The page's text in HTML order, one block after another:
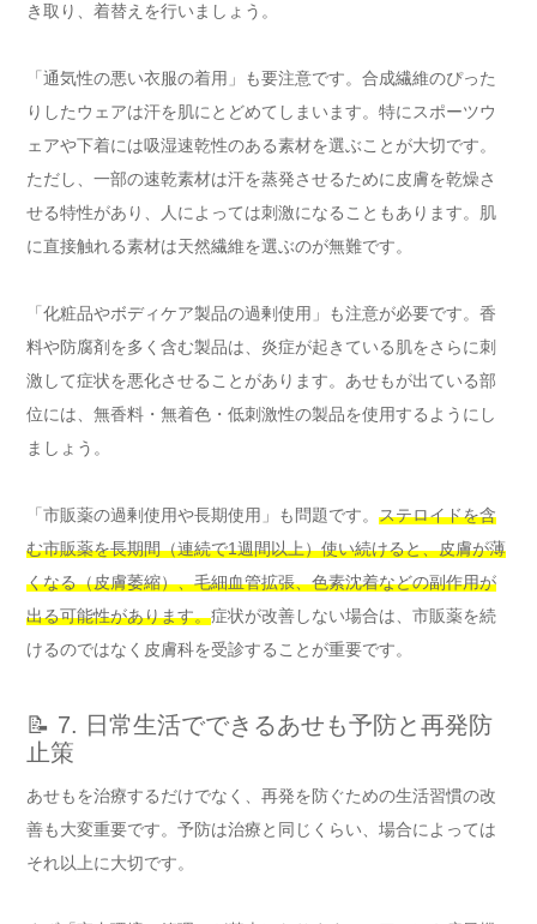
き取り、着替えを行いましょう。
「通気性の悪い衣服の着用」も要注意です。合成繊維のぴった
りしたウェアは汗を肌にとどめてしまいます。特にスポーツウ
ェアや下着には吸湿速乾性のある素材を選ぶことが大切です。
ただし、一部の速乾素材は汗を蒸発させるために皮膚を乾燥さ
せる特性があり、人によっては刺激になることもあります。肌
に直接触れる素材は天然繊維を選ぶのが無難です。
「化粧品やボディケア製品の過剰使用」も注意が必要です。香
料や防腐剤を多く含む製品は、炎症が起きている肌をさらに刺
激して症状を悪化させることがあります。あせもが出ている部
位には、無香料・無着色・低刺激性の製品を使用するようにし
ましょう。
「市販薬の過剰使用や長期使用」も問題です。 ステロイドを含
む市販薬を長期間（連続で1週間以上）使い続けると、皮膚が薄
くなる（皮膚萎縮）、毛細血管拡張、色素沈着などの副作用が
出る可能性があります。症状が改善しない場合は、市販薬を続
けるのではなく皮膚科を受診することが重要です。
📝 7. 日常生活でできるあせも予防と再発防
止策
あせもを治療するだけでなく、再発を防ぐための生活習慣の改
善も大変重要です。予防は治療と同じくらい、場合によっては
それ以上に大切です。